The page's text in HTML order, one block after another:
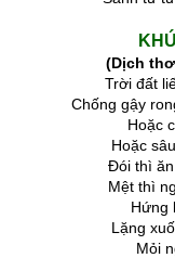
(Dịch
Trời đất
Chống gậy
Hoặc
Hoặc
Đói thì
Mệt thì
Hứng
Lặng
Mỏi